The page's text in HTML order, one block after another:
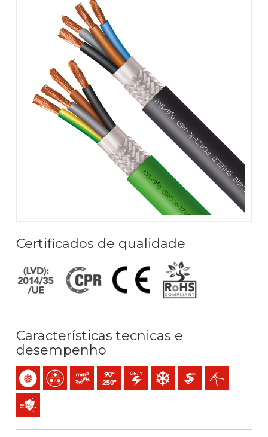
Certificados de qualidade
Características tecnicas e
desempenho
MonocondutorMulticondutorCondutor flexível cableado (classe 5) mm2
Temperatura máx. serviço: 90ºC / 250ºC
0,6/1 (1,2) kV C.AResistência ao frio
Extra-deslizante
Fácil
Proteção eletromagnética